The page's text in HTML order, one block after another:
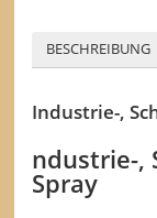
BESCHREIBUNG
Industrie-,
ndustrie-,
Spray